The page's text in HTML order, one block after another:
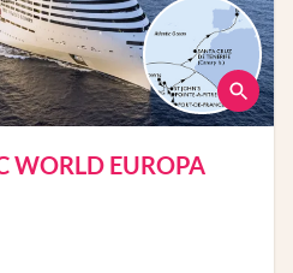
WORLD EUROPA